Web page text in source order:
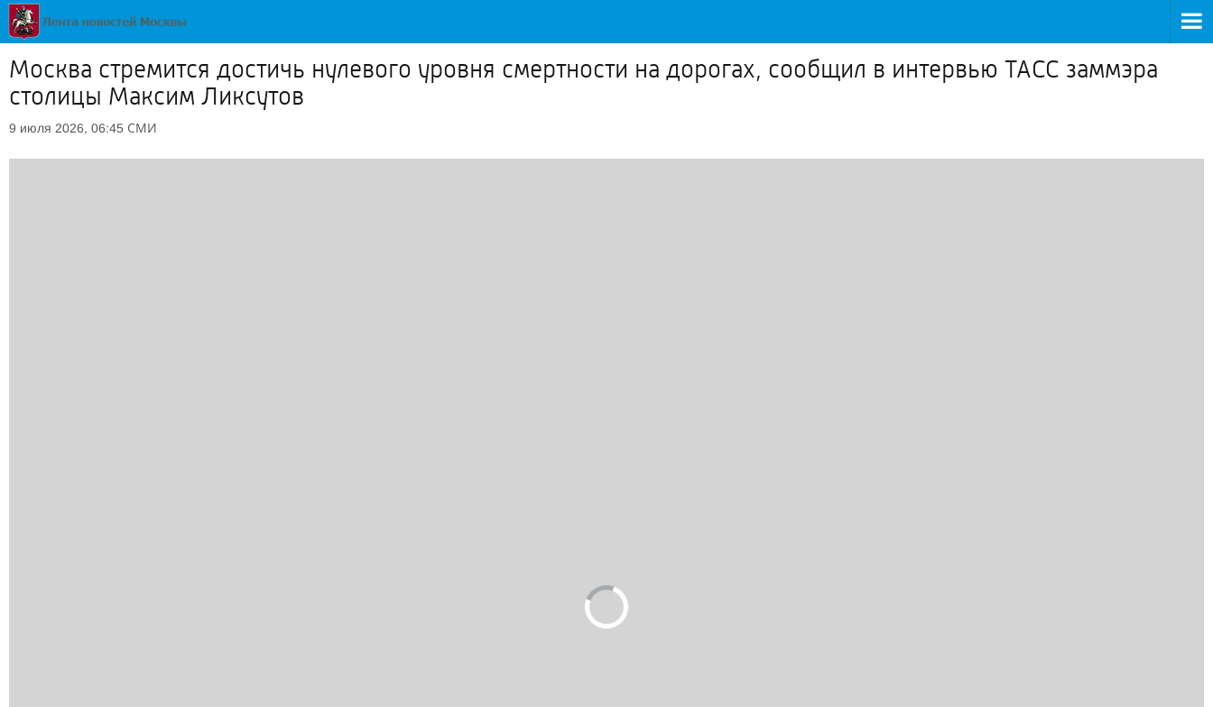
Москва стремится достичь нулевого уровня смертности на дорогах, сообщил в интервью ТАСС заммэра
столицы Максим Ликсутов
9 июля 2026, 06:45 СМИ